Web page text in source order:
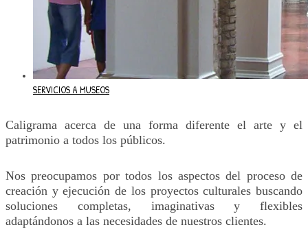
SERVICIOS A MUSEOS
Caligrama acerca de una forma diferente el arte y el
patrimonio a todos los públicos.
Nos preocupamos por todos los aspectos del proceso de
creación y ejecución de los proyectos culturales buscando
soluciones completas, imaginativas y flexibles
adaptándonos a las necesidades de nuestros clientes.